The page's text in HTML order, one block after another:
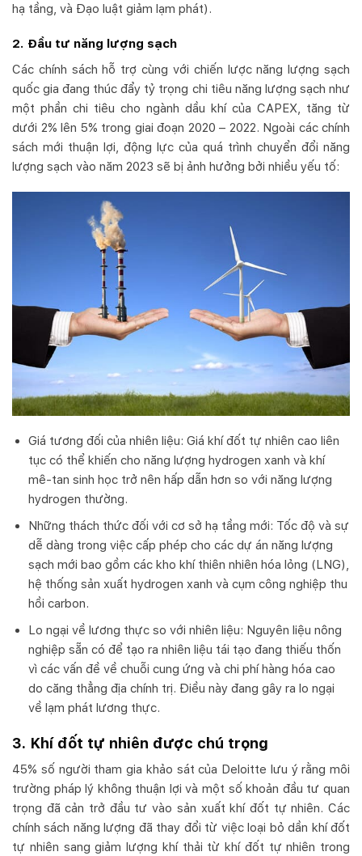
hạ tầng, và Đạo luật giảm lạm phát).
2. Đầu tư năng lượng sạch
Các chính sách hỗ trợ cùng với chiến lược năng lượng sạch
quốc gia đang thúc đẩy tỷ trọng chi tiêu năng lượng sạch như
một phần chi tiêu cho ngành dầu khí của CAPEX, tăng từ
dưới 2% lên 5% trong giai đoạn 2020 – 2022. Ngoài các chính
sách mới thuận lợi, động lực của quá trình chuyển đổi năng
lượng sạch vào năm 2023 sẽ bị ảnh hưởng bởi nhiều yếu tố:
Giá tương đối của nhiên liệu: Giá khí đốt tự nhiên cao liên
tục có thể khiến cho năng lượng hydrogen xanh và khí
mê-tan sinh học trở nên hấp dẫn hơn so với năng lượng
hydrogen thường.
Những thách thức đối với cơ sở hạ tầng mới: Tốc độ và sự
dễ dàng trong việc cấp phép cho các dự án năng lượng
sạch mới bao gồm các kho khí thiên nhiên hóa lỏng (LNG),
hệ thống sản xuất hydrogen xanh và cụm công nghiệp thu
hồi carbon.
Lo ngại về lương thực so với nhiên liệu: Nguyên liệu nông
nghiệp sẵn có để tạo ra nhiên liệu tái tạo đang thiếu thốn
vì các vấn đề về chuỗi cung ứng và chi phí hàng hóa cao
do căng thẳng địa chính trị. Điều này đang gây ra lo ngại
về lạm phát lương thực.
3. Khí đốt tự nhiên được chú trọng
45% số người tham gia khảo sát của Deloitte lưu ý rằng môi
trường pháp lý không thuận lợi và một số khoản đầu tư quan
trọng đã cản trở đầu tư vào sản xuất khí đốt tự nhiên. Các
chính sách năng lượng đã thay đổi từ việc loại bỏ dần khí đốt
tự nhiên sang giảm lượng khí thải từ khí đốt tự nhiên trong